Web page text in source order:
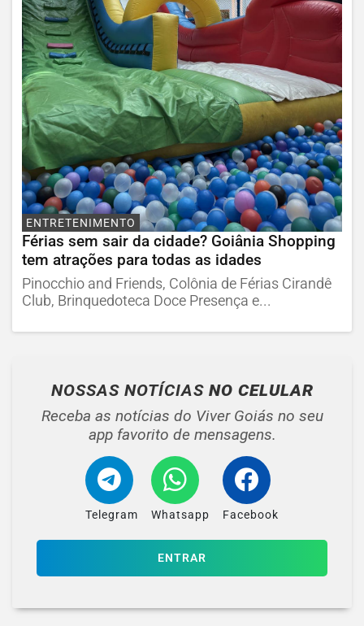
ENTRETENIMENTO
Férias sem sair da cidade? Goiânia Shopping
tem atrações para todas as idades
Pinocchio and Friends, Colônia de Férias Cirandê
Club, Brinquedoteca Doce Presença e...
NOSSAS NOTÍCIAS NO CELULAR
Receba as notícias do Viver Goiás no seu
app favorito de mensagens.
Telegram Whatsapp Facebook
ENTRAR